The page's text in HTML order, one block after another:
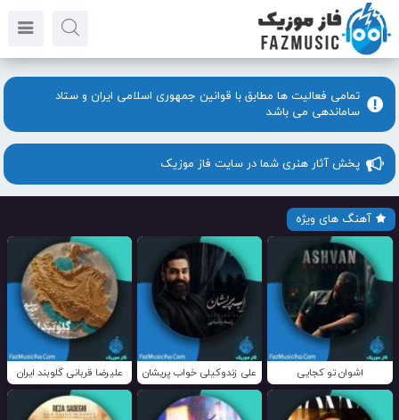
تمامی فعالیت ها مطابق با قوانین جمهوری اسلامی ایران و ستاد
ساماندهی می باشد
پخش آثار هنری شما در سایت فاز موزیک
آهنگ های ویژه
اشوان تو کجایی علی زندوکیلی خواب پریشان علیرضا قربانی گلوبند ایران